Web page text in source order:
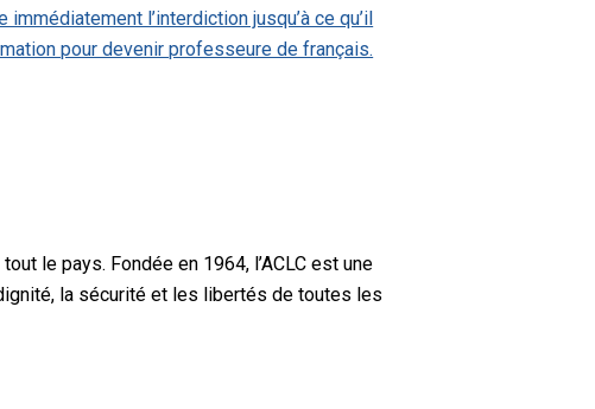
l’interdiction jusqu’à ce qu’il
pour devenir professeure de français.
le pays. Fondée en 1964, l’ACLC est une
la sécurité et les libertés de toutes les